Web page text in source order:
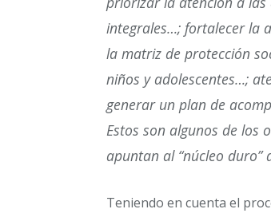
integrales…; fortalecer la
la matriz de protección
niños y adolescentes…;
generar un plan de
Estos son algunos de los
apuntan al “núcleo duro”
Teniendo en cuenta el